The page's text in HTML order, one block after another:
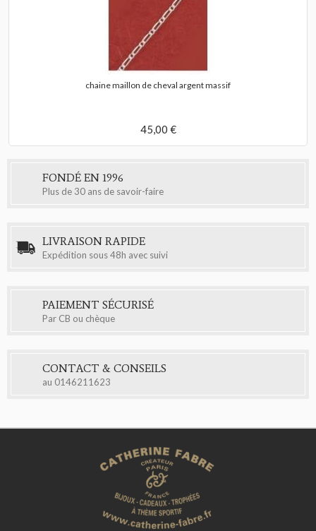
chaine maillon de cheval argent massif
45,00 €
FONDÉ EN 1996
Plus de 30 ans de savoir-faire
LIVRAISON RAPIDE
Expédition sous 48h avec suivi
PAIEMENT SÉCURISÉ
Par CB ou chèque
CONTACT & CONSEILS
au 0146211623